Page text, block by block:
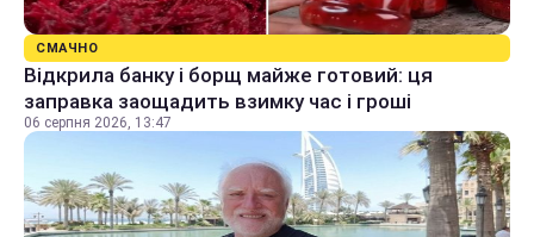
СМАЧНО
Відкрила банку і борщ майже готовий: ця
заправка заощадить взимку час і гроші
06 серпня 2026, 13:47